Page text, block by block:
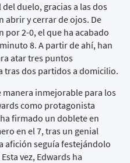
duelo, gracias a las dos
abrir y cerrar de ojos. De
por 2-0, el que ha acabado
8. A partir de ahí, han
atar tres puntos
tras dos partidos a domicilio.
manera inmejorable para los
como protagonista
firmado un doblete en
en el 7, tras un genial
afición seguía festejándolo
vez, Edwards ha